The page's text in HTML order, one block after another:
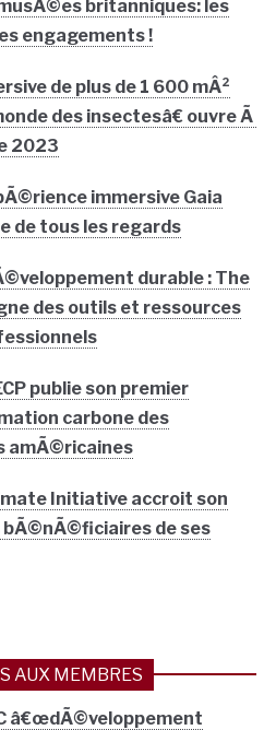
britanniques: les
engagements !
de plus de 1 600 mÂ²
des insectesâ€ ouvre Ã
2023
immersive Gaia
de tous les regards
durable : The
des outils et ressources
publie son premier
carbone des
amÃ©ricaines
Initiative accroit son
bÃ©nÃ©ficiaires de ses
AUX MEMBRES
â€œdÃ©veloppement